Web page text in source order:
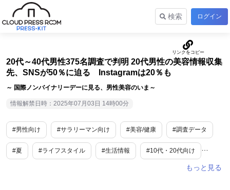
検索 ログイン
20代～40代男性375名調査で判明 20代男性の美容情報収集
先、SNSが50％に迫る Instagramは20％も
～ 国際ノンバイナリーデーに見る、男性美容のいま～
情報解禁日時：2025年07月03日 14時00分
#男性向け #サラリーマン向け #美容/健康 #調査データ
#夏 #ライフスタイル #生活情報 #10代・20代向け